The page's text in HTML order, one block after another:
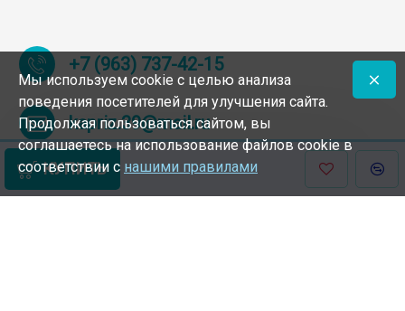
КУПИТЬ
+7 (963) 737-42-15
kapriz.39@mail.ru
Мы используем cookie с целью анализа
поведения посетителей для улучшения сайта.
Продолжая пользоваться сайтом, вы
соглашаетесь на использование файлов cookie в
соответствии с нашими правилами